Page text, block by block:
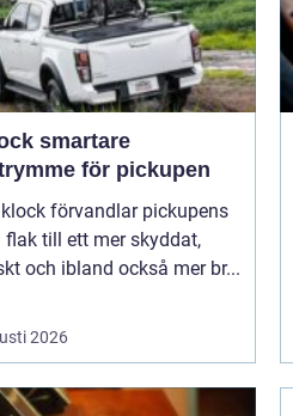
för pickupen
förvandlar pickupens
flak till ett mer skyddat,
och ibland också mer br...
2026